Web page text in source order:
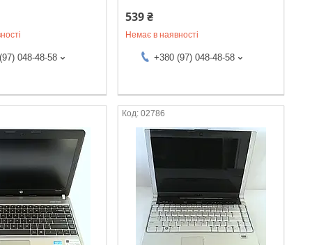
048-48-58
539 ₴
Немає в наявності
+380 (97) 048-48-58
02786